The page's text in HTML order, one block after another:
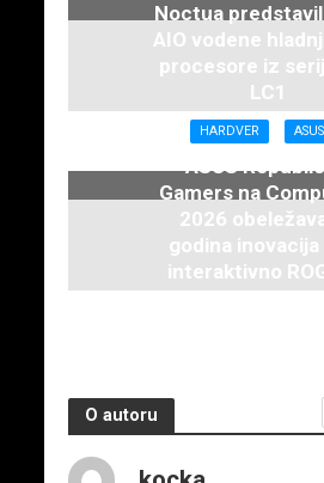
Noctua
AIO vodene
procesore iz
LC1
16. juna 2026.
HARDVER ASUS
ASUS
Gamers na
2026
godina
interaktivno
iskustvo
O autoru